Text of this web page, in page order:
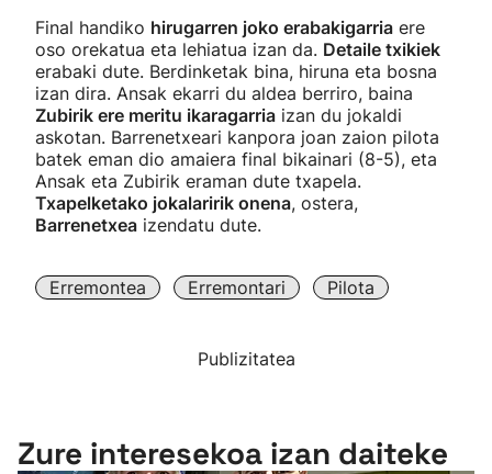
Final handiko hirugarren joko erabakigarria ere
oso orekatua eta lehiatua izan da. Detaile txikiek
erabaki dute. Berdinketak bina, hiruna eta bosna
izan dira. Ansak ekarri du aldea berriro, baina
Zubirik ere meritu ikaragarria izan du jokaldi
askotan. Barrenetxeari kanpora joan zaion pilota
batek eman dio amaiera final bikainari (8-5), eta
Ansak eta Zubirik eraman dute txapela.
Txapelketako jokalaririk onena, ostera,
Barrenetxea izendatu dute.
Erremontea Erremontari Pilota
Publizitatea
Zure interesekoa izan daiteke